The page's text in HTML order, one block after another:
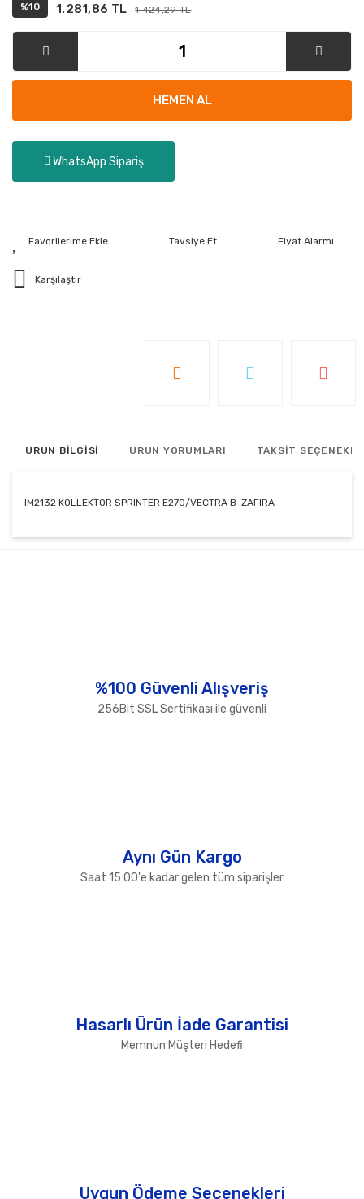
%10 1.281,86 TL 1.424,29 TL
HEMEN AL
WhatsApp Sipariş
Tavsiye Et Fiyat Alarmı
Karşılaştır
ÜRÜN BİLGİSİ ÜRÜN YORUMLARI TAKSİT
IM2132 KOLLEKTÖR SPRINTER E270/VECTRA B-ZAFIRA
Ürün fiyatı diğer sitelerden daha pahalı.
%100 Güvenli Alışveriş
256Bit SSL Sertifikası ile güvenli
Aynı Gün Kargo
Saat 15:00'e kadar gelen tüm siparişler
Hasarlı Ürün İade Garantisi
Memnun Müşteri Hedefi
Uygun Ödeme Seçenekleri